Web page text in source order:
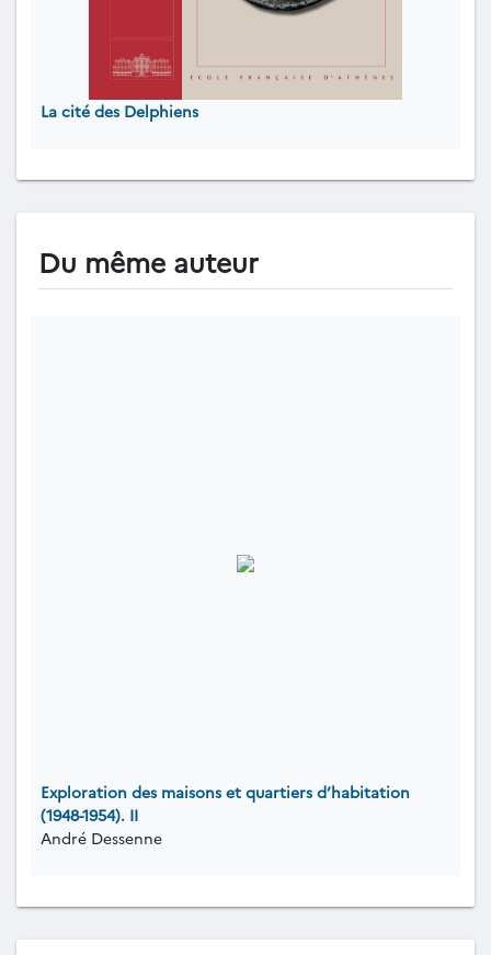
La cité des Delphiens
Du même auteur
Exploration des maisons et quartiers d’habitation
(1948-1954). II
André Dessenne